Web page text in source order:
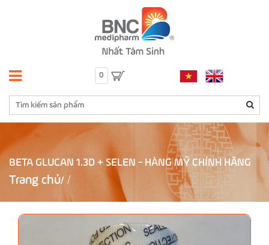
0
BETA GLUCAN 1.3D + SELEN - HÀNG MỸ CHÍNH HÃNG
Trang chủ/